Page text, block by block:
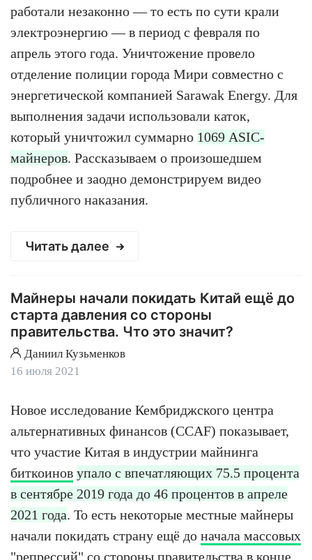
работали незаконно — то есть по сути крали
электроэнергию — в период с февраля по
апрель этого года. Уничтожение провело
отделение полиции города Мири совместно с
энергетической компанией Sarawak Energy. Для
выполнения задачи использовали каток,
который уничтожил суммарно 1069 ASIC-
майнеров. Рассказываем о произошедшем
подробнее и заодно демонстрируем видео
публичного наказания.
Читать далее
Майнеры начали покидать Китай ещё до
старта давления со стороны
правительства. Что это значит?
Даниил Кузьменков
16 июля 2021
Новое исследование Кембриджского центра
альтернативных финансов (CCAF) показывает,
что участие Китая в индустрии майнинга
биткоинов упало с впечатляющих 75.5 процента
в сентябре 2019 года до 46 процентов в апреле
2021 года. То есть некоторые местные майнеры
начали покидать страну ещё до начала массовых
"репрессий" со стороны правительства в конце